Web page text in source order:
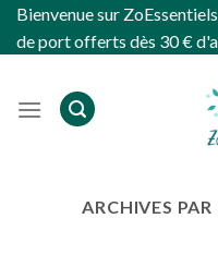
SkipBienvenue sur
de port offerts dès 30 €
ARCHIVES PAR